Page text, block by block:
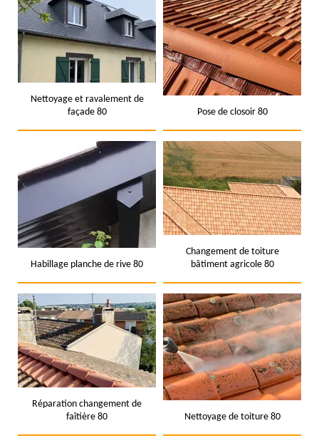
Nettoyage et ravalement de
façade 80
Pose de closoir 80
Habillage planche de rive 80
Changement de toiture
bâtiment agricole 80
Réparation changement de
faîtière 80
Nettoyage de toiture 80